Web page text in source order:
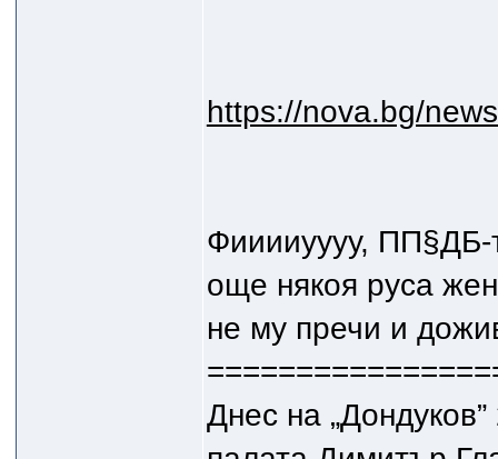
https://nova.bg/
Фииииуууу, ПП§ДБ-
още някоя руса
не му пречи и
Днес на